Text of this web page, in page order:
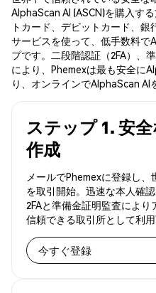
AlphaScan AI (ASCN)を購入す
トカード、デビットカード、
サービスを使って、低手数料で
プです。二段階認証（2FA）、
により、Phemexは最も安全に
り、オンラインでAlphaScan AI
ステップ 1. 安
作成
メールでPhemexに登録し
を取引開始。迅速な本人確
2FAと準備金証明監査によ
信頼できる取引所として利用
今すぐ登録